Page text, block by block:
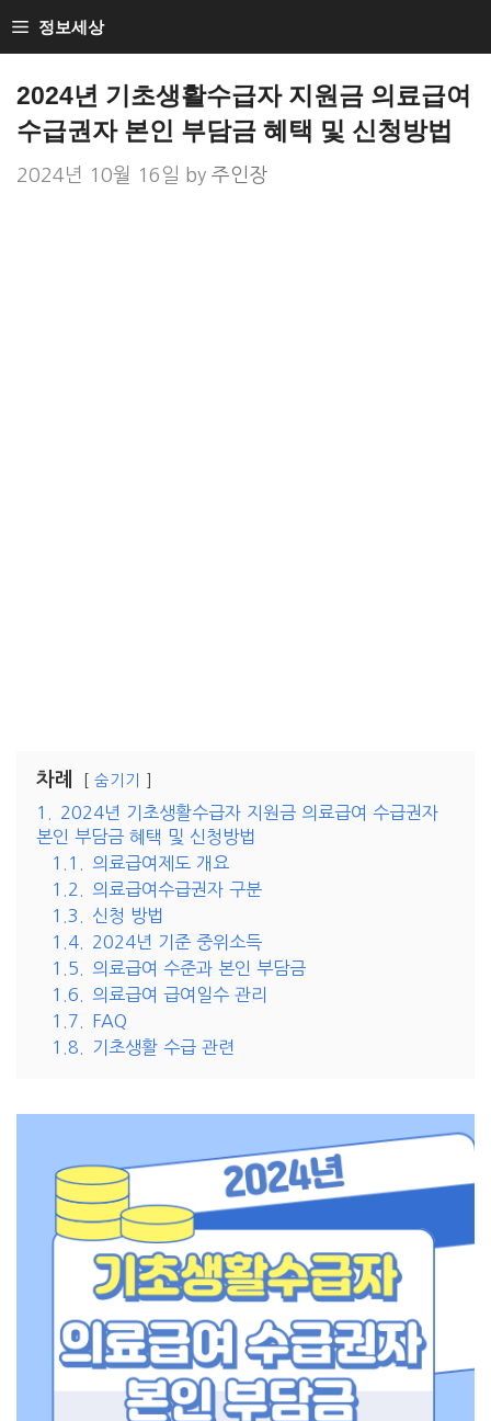
to
정보세상
2024년 기초생활수급자 지원금 의료급여
수급권자 본인 부담금 혜택 및 신청방법
2024년 10월 16일 by 주인장
차례 숨기기
1.
2024년 기초생활수급자 지원금 의료급여 수급권자
본인 부담금 혜택 및 신청방법
1.1.
의료급여제도 개요
1.2.
의료급여수급권자 구분
1.3.
신청 방법
1.4.
2024년 기준 중위소득
1.5.
의료급여 수준과 본인 부담금
1.6.
의료급여 급여일수 관리
1.7.
FAQ
1.8.
기초생활 수급 관련